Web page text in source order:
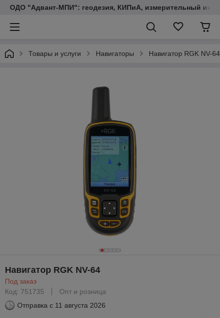
ОДО "Адвант-МПИ": геодезия, КИПиА, измерительный
Товары и услуги Навигаторы Навигатор RGK NV-64
Навигатор RGK NV-64
Под заказ
Код: 751735
Опт и розница
Отправка с 11 августа 2026